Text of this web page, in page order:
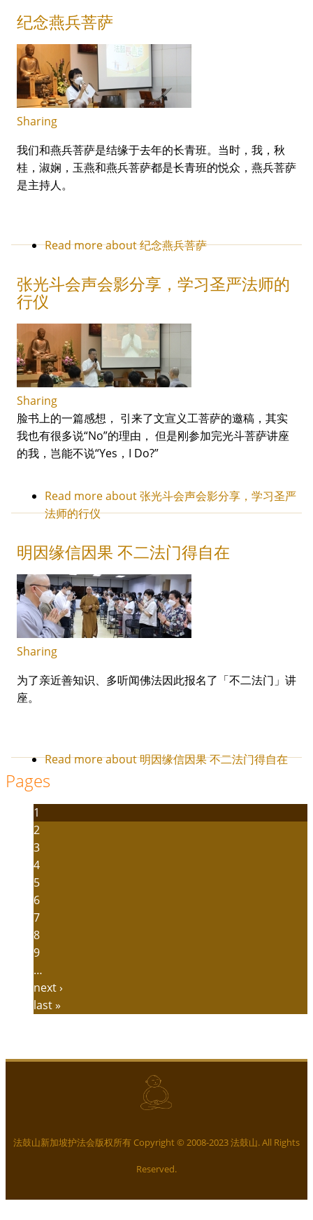
纪念燕兵菩萨
Sharing
我们和燕兵菩萨是结缘于去年的长青班。当时，我，秋
桂，淑娴，玉燕和燕兵菩萨都是长青班的悦众，燕兵菩萨
是主持人。
Read moreabout 纪念燕兵菩萨
张光斗会声会影分享，学习圣严法师的
行仪
Sharing
脸书上的一篇感想， 引来了文宣义工菩萨的邀稿，其实
我也有很多说“No”的理由， 但是刚参加完光斗菩萨讲座
的我，岂能不说“Yes，I Do?”
Read moreabout 张光斗会声会影分享，学习圣严
法师的行仪
明因缘信因果 不二法门得自在
Sharing
为了亲近善知识、多听闻佛法因此报名了「不二法门」讲
座。
Read moreabout 明因缘信因果 不二法门得自在
Pages
1
2
3
4
5
6
7
8
9
…
next ›
last »
法鼓山新加坡护法会版权所有 Copyright © 2008-2023 法鼓山. All Rights
Reserved.